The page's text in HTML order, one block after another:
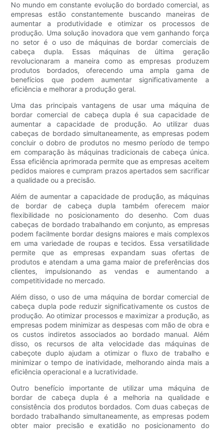
No mundo em constante evolução do bordado comercial, as
empresas estão constantemente buscando maneiras de
aumentar a produtividade e otimizar os processos de
produção. Uma solução inovadora que vem ganhando força
no setor é o uso de máquinas de bordar comerciais de
cabeça dupla. Essas máquinas de última geração
revolucionaram a maneira como as empresas produzem
produtos bordados, oferecendo uma ampla gama de
benefícios que podem aumentar significativamente a
eficiência e melhorar a produção geral.
Uma das principais vantagens de usar uma máquina de
bordar comercial de cabeça dupla é sua capacidade de
aumentar a capacidade de produção. Ao utilizar duas
cabeças de bordado simultaneamente, as empresas podem
concluir o dobro de produtos no mesmo período de tempo
em comparação às máquinas tradicionais de cabeça única.
Essa eficiência aprimorada permite que as empresas aceitem
pedidos maiores e cumpram prazos apertados sem sacrificar
a qualidade ou a precisão.
Além de aumentar a capacidade de produção, as máquinas
de bordar de cabeça dupla também oferecem maior
flexibilidade no posicionamento do desenho. Com duas
cabeças de bordado trabalhando em conjunto, as empresas
podem facilmente bordar designs maiores e mais complexos
em uma variedade de roupas e tecidos. Essa versatilidade
permite que as empresas expandam suas ofertas de
produtos e atendam a uma gama maior de preferências dos
clientes, impulsionando as vendas e aumentando a
competitividade no mercado.
Além disso, o uso de uma máquina de bordar comercial de
cabeça dupla pode reduzir significativamente os custos de
produção. Ao otimizar processos e maximizar a produção, as
empresas podem minimizar as despesas com mão de obra e
os custos indiretos associados ao bordado manual. Além
disso, os recursos de alta velocidade das máquinas de
cabeçote duplo ajudam a otimizar o fluxo de trabalho e
minimizar o tempo de inatividade, melhorando ainda mais a
eficiência operacional e a lucratividade.
Outro benefício importante de utilizar uma máquina de
bordar de cabeça dupla é a melhoria na qualidade e
consistência dos produtos bordados. Com duas cabeças de
bordado trabalhando simultaneamente, as empresas podem
obter maior precisão e exatidão no posicionamento do